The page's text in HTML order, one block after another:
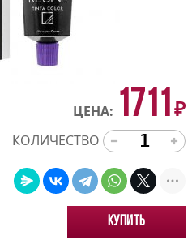
ЦЕНА: 1711 ₽
КОЛИЧЕСТВО
Купить